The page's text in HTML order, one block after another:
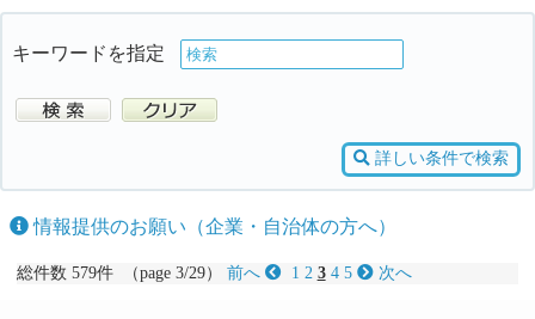
キーワードを指定
詳しい条件で検索
情報提供のお願い（企業・自治体の方へ）
総件数 579件 （page 3/29） 前へ 1 2 3 4 5 次へ